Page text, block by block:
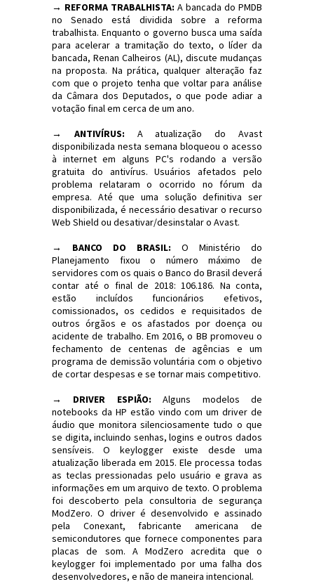
→ REFORMA TRABALHISTA: A bancada do PMDB
no Senado está dividida sobre a reforma
trabalhista. Enquanto o governo busca uma saída
para acelerar a tramitação do texto, o líder da
bancada, Renan Calheiros (AL), discute mudanças
na proposta. Na prática, qualquer alteração faz
com que o projeto tenha que voltar para análise
da Câmara dos Deputados, o que pode adiar a
votação final em cerca de um ano.
→ ANTIVÍRUS: A atualização do Avast
disponibilizada nesta semana bloqueou o acesso
à internet em alguns PC's rodando a versão
gratuita do antivírus. Usuários afetados pelo
problema relataram o ocorrido no fórum da
empresa. Até que uma solução definitiva ser
disponibilizada, é necessário desativar o recurso
Web Shield ou desativar/desinstalar o Avast.
→ BANCO DO BRASIL: O Ministério do
Planejamento fixou o número máximo de
servidores com os quais o Banco do Brasil deverá
contar até o final de 2018: 106.186. Na conta,
estão incluídos funcionários efetivos,
comissionados, os cedidos e requisitados de
outros órgãos e os afastados por doença ou
acidente de trabalho. Em 2016, o BB promoveu o
fechamento de centenas de agências e um
programa de demissão voluntária com o objetivo
de cortar despesas e se tornar mais competitivo.
→ DRIVER ESPIÃO: Alguns modelos de
notebooks da HP estão vindo com um driver de
áudio que monitora silenciosamente tudo o que
se digita, incluindo senhas, logins e outros dados
sensíveis. O keylogger existe desde uma
atualização liberada em 2015. Ele processa todas
as teclas pressionadas pelo usuário e grava as
informações em um arquivo de texto. O problema
foi descoberto pela consultoria de segurança
ModZero. O driver é desenvolvido e assinado
pela Conexant, fabricante americana de
semicondutores que fornece componentes para
placas de som. A ModZero acredita que o
keylogger foi implementado por uma falha dos
desenvolvedores, e não de maneira intencional.